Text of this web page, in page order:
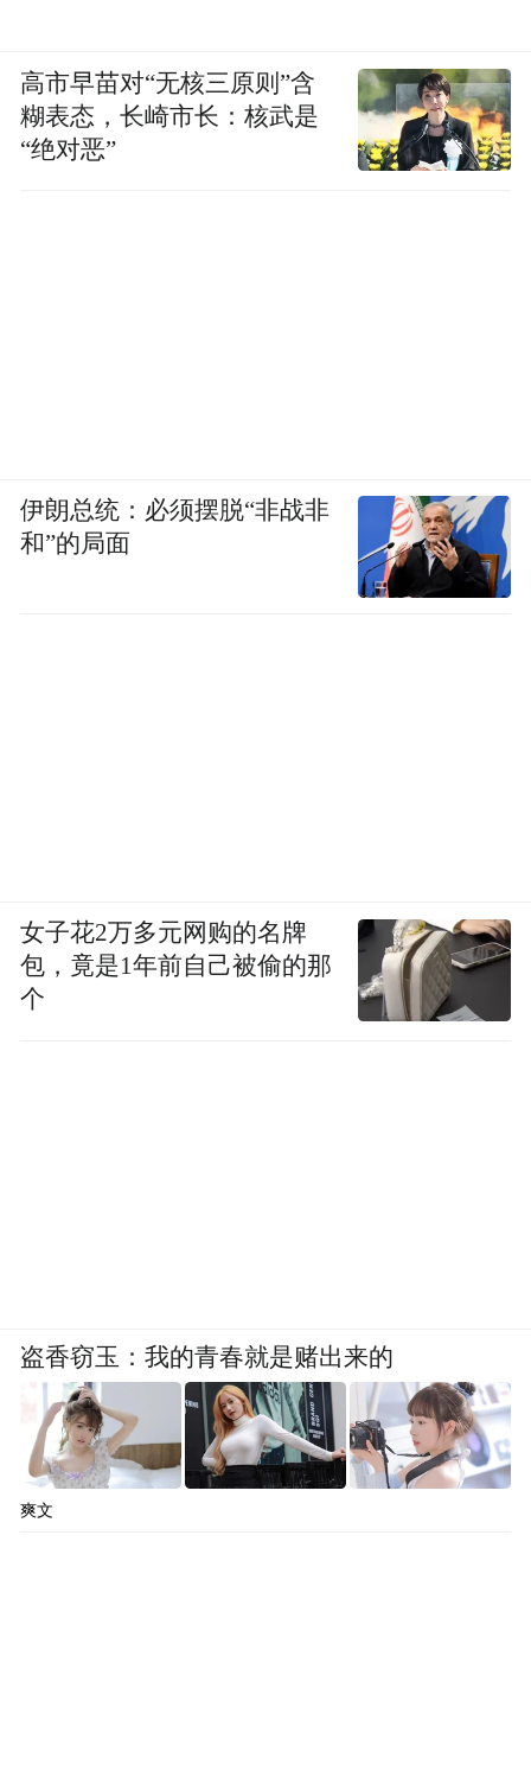
高市早苗对“无核三原则”含
糊表态，长崎市长：核武是
“绝对恶”
伊朗总统：必须摆脱“非战非
和”的局面
女子花2万多元网购的名牌
包，竟是1年前自己被偷的那
个
盗香窃玉：我的青春就是赌出来的
爽文